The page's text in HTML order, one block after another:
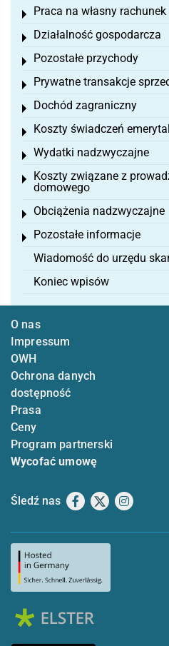
Praca na własny rachunek
Toggle menu
Działalność gospodarcza
Toggle menu
Pozostałe przychody
Toggle menu
Prywatne transakcje
Toggle menu
Dochód zagraniczny
Toggle menu
Koszty świadczeń
Toggle menu
Wydatki nadzwyczajne
Toggle menu
Koszty związane z
domowego
Toggle menu
Obciążenia nadzwyczajne
Toggle menu
Pozostałe informacje
Toggle menu
Wiadomość do urzędu
Koniec wpisów
O nas
Impressum
OWH
Ochrona danych
dostępność
Prasa
Ceny
Program partnerski
Wycofać umowę
Śledź nas Facebook
X